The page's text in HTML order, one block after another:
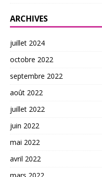
ARCHIVES
juillet 2024
octobre 2022
septembre 2022
août 2022
juillet 2022
juin 2022
mai 2022
avril 2022